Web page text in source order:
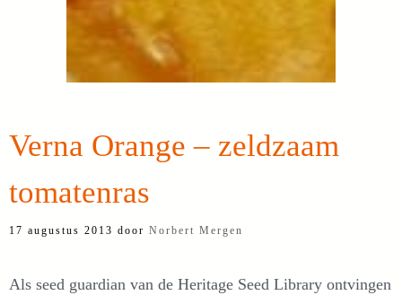
Verna Orange – zeldzaam
tomatenras
17 augustus 2013 door Norbert Mergen
Als seed guardian van de Heritage Seed Library ontvingen